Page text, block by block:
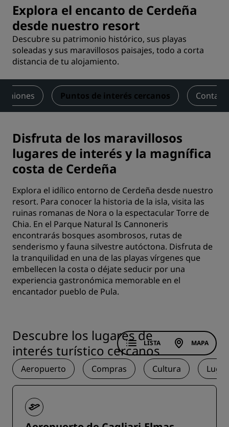
Explora el encanto de Cerdeña
desde nuestro resort
Descubre su patrimonio histórico, sus playas
soleadas y sus maravillosos paisajes, todo a corta
distancia de tu alojamiento.
Puntos de interés cercanos
Disfruta de los maravillosos
lugares de interés y la magnífica
costa de Cerdeña
Explora el idílico entorno de Cerdeña desde nuestro
resort. Para conocer la historia de la isla, visita las
ruinas romanas de Nora o la espectacular Torre de
Chia. En el Parque Natural Is Cannoneris
encontrarás bosques asombrosos, rutas de
senderismo y fauna silvestre autóctona. Disfruta de
la tranquilidad en una de las playas vírgenes que
embellecen la costa o déjate seducir por una
experiencia gastronómica memorable en el
encantador pueblo de Pula.
Descubre los lugares de
interés turístico cercanos
Aeropuerto Compras Cultura
LISTA MAPA